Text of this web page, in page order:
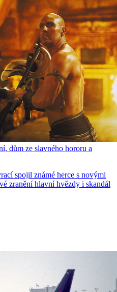
dům ze slavného hororu a
spojil známé herce s novými
zranění hlavní hvězdy i skandál